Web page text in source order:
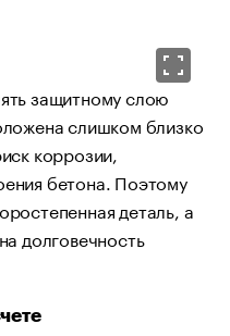
защитному слою
слишком близко
коррозии,
бетона. Поэтому
деталь, а
долговечность